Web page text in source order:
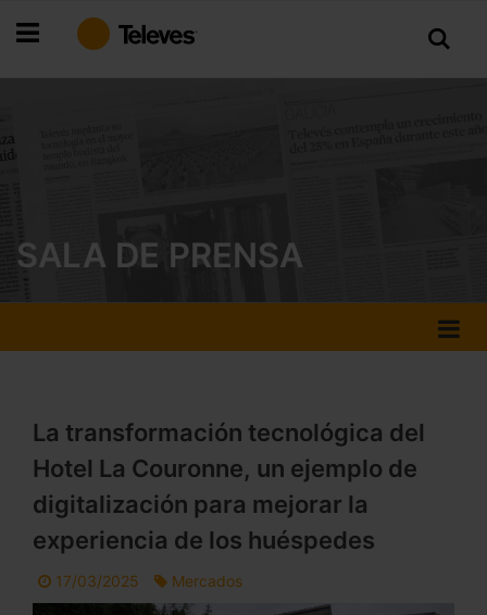
al
SALA DE PRENSA
La transformación tecnológica del
Hotel La Couronne, un ejemplo de
digitalización para mejorar la
experiencia de los huéspedes
17/03/2025 Mercados